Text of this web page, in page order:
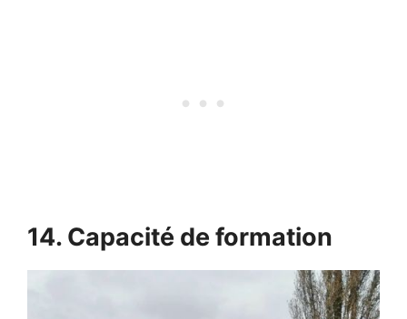
14. Capacité de formation